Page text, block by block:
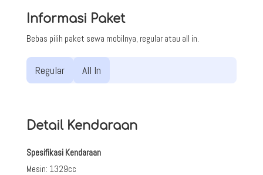
Informasi Paket
Bebas pilih paket sewa mobilnya, regular atau all in.
Regular All In
Detail Kendaraan
Spesifikasi Kendaraan
Mesin: 1329cc